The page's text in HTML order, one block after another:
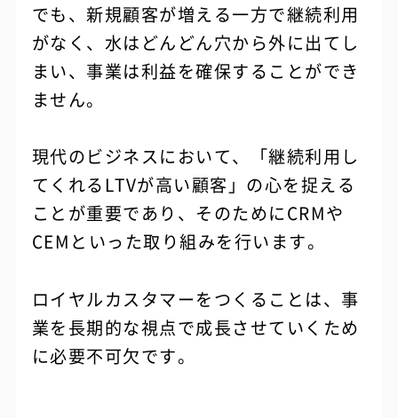
でも、新規顧客が増える一方で継続利用
がなく、水はどんどん穴から外に出てし
まい、事業は利益を確保することができ
ません。
現代のビジネスにおいて、「継続利用し
てくれるLTVが高い顧客」の心を捉える
ことが重要であり、そのためにCRMや
CEMといった取り組みを行います。
ロイヤルカスタマーをつくることは、事
業を長期的な視点で成長させていくため
に必要不可欠です。